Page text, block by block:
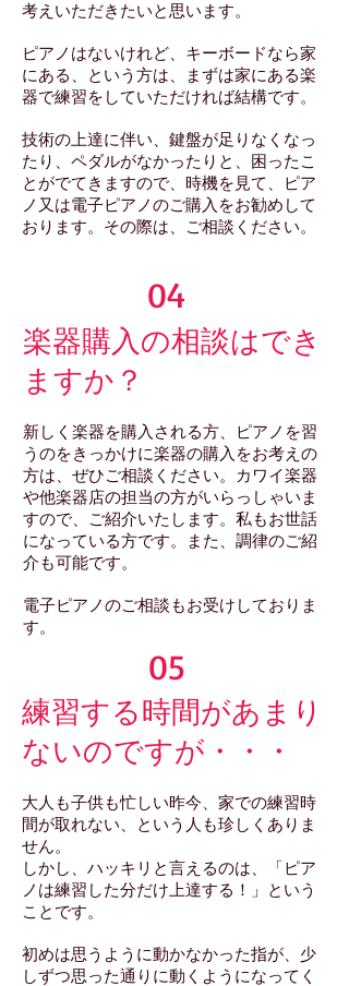
考えいただきたいと思います。
ピアノはないけれど、キーボードなら家
にある、という方は、まずは家にある楽
器で練習をしていただければ結構です。
技術の上達に伴い、鍵盤が足りなくなっ
たり、ペダルがなかったりと、困ったこ
とがでてきますので、時機を見て、ピア
ノ又は電子ピアノのご購入をお勧めして
おります。その際は、ご相談ください。
04
楽器購入の相談はでき
ますか？
新しく楽器を購入される方、ピアノを習
うのをきっかけに楽器の購入をお考えの
方は、ぜひご相談ください。カワイ楽器
や他楽器店の担当の方がいらっしゃいま
すので、ご紹介いたします。私もお世話
になっている方です。また、調律のご紹
介も可能です。
電子ピアノのご相談もお受けしておりま
す。
05
練習する時間があまり
ないのですが・・・
大人も子供も忙しい昨今、家での練習時
間が取れない、という人も珍しくありま
せん。
しかし、ハッキリと言えるのは、「ピア
ノは練習した分だけ上達する！」という
ことです。
初めは思うように動かなかった指が、少
しずつ思った通りに動くようになってく